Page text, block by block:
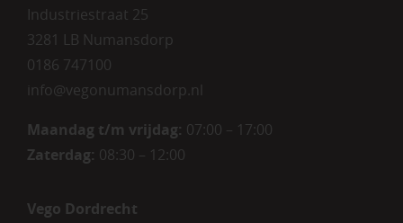
Industriestraat 25
3281 LB Numansdorp
0186 747100
info@vegonumansdorp.nl
Maandag t/m vrijdag: 07:00 – 17:00
Zaterdag: 08:30 – 12:00
Vego Dordrecht